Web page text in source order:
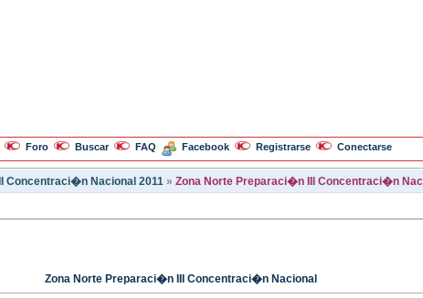
Foro Buscar FAQ Facebook Registrarse Conectarse
III Concentraci�n Nacional 2011 » Zona Norte Preparaci�n III Concentraci�n
Zona Norte Preparaci�n III Concentraci�n Nacional